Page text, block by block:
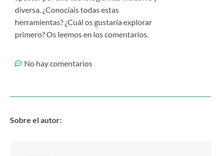
diversa. ¿Conocíais todas estas
herramientas? ¿Cuál os gustaría explorar
primero? Os leemos en los comentarios.
No hay comentarios
Sobre el autor: